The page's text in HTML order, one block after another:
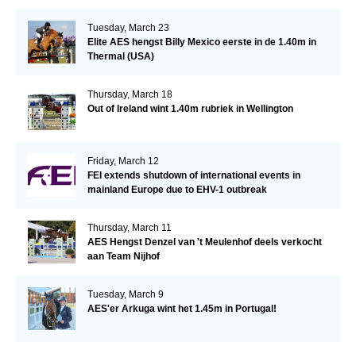
Tuesday, March 23
Elite AES hengst Billy Mexico eerste in de 1.40m in
Thermal (USA)
Thursday, March 18
Out of Ireland wint 1.40m rubriek in Wellington
Friday, March 12
FEI extends shutdown of international events in
mainland Europe due to EHV-1 outbreak
Thursday, March 11
AES Hengst Denzel van 't Meulenhof deels verkocht
aan Team Nijhof
Tuesday, March 9
AES'er Arkuga wint het 1.45m in Portugal!